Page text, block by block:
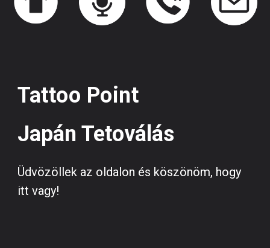
Tattoo Point
Japán Tetoválás
Üdvözöllek az oldalon és köszönöm, hogy
itt vagy!